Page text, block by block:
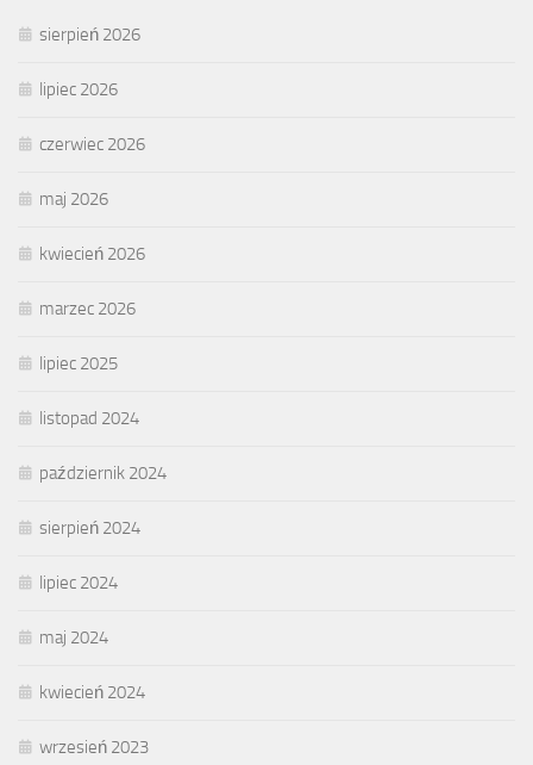
sierpień 2026
lipiec 2026
czerwiec 2026
maj 2026
kwiecień 2026
marzec 2026
lipiec 2025
listopad 2024
październik 2024
sierpień 2024
lipiec 2024
maj 2024
kwiecień 2024
wrzesień 2023